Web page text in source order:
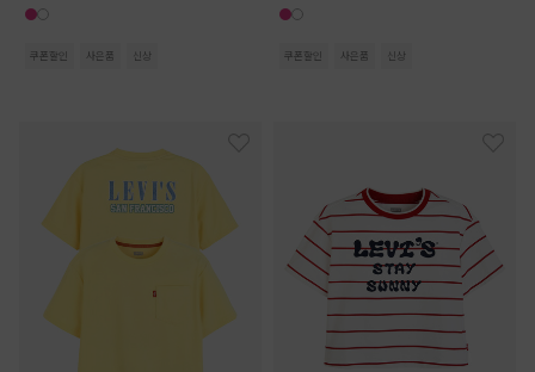
쿠폰할인 사은품 신상 쿠폰할인 사은품 신상